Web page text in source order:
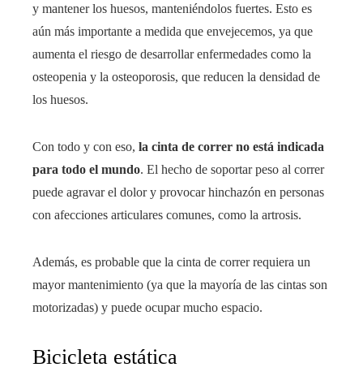
y mantener los huesos, manteniéndolos fuertes. Esto es
aún más importante a medida que envejecemos, ya que
aumenta el riesgo de desarrollar enfermedades como la
osteopenia y la osteoporosis, que reducen la densidad de
los huesos.
Con todo y con eso, la cinta de correr no está indicada
para todo el mundo. El hecho de soportar peso al correr
puede agravar el dolor y provocar hinchazón en personas
con afecciones articulares comunes, como la artrosis.
Además, es probable que la cinta de correr requiera un
mayor mantenimiento (ya que la mayoría de las cintas son
motorizadas) y puede ocupar mucho espacio.
Bicicleta estática